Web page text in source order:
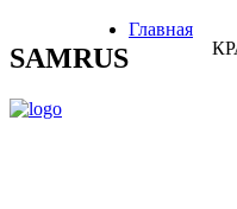
SAMRUS
Главная